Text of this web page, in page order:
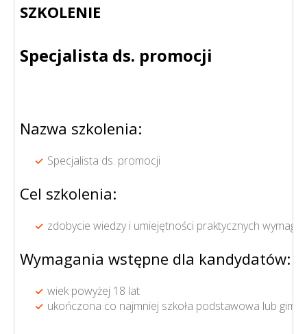
SZKOLENIE
Specjalista ds. promocji
Nazwa szkolenia:
Specjalista ds. promocji
Cel szkolenia:
zdobycie wiedzy i umiejętności praktycznych
Wymagania wstępne dla kandydatów:
wiek powyżej 18 lat
ukończona co najmniej szkoła podstawowa lub